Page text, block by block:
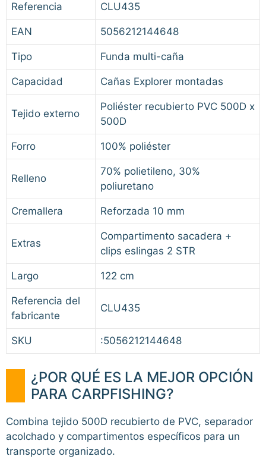
Referencia CLU435
EAN 5056212144648
Tipo Funda multi-caña
Capacidad Cañas Explorer montadas
Tejido externo
Poliéster recubierto PVC 500D x
500D
Forro 100% poliéster
Relleno
70% polietileno, 30%
poliuretano
Cremallera Reforzada 10 mm
Extras
Compartimento sacadera +
clips eslingas 2 STR
Largo 122 cm
Referencia del
fabricante
CLU435
SKU :5056212144648
¿POR QUÉ ES LA MEJOR OPCIÓN
PARA CARPFISHING?
Combina tejido 500D recubierto de PVC, separador
acolchado y compartimentos específicos para un
transporte organizado.